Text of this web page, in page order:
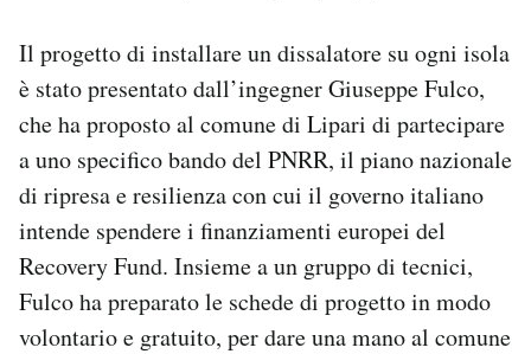
Il progetto di installare un dissalatore su ogni isola
è stato presentato dall’ingegner Giuseppe Fulco,
che ha proposto al comune di Lipari di partecipare
a uno specifico bando del PNRR, il piano nazionale
di ripresa e resilienza con cui il governo italiano
intende spendere i finanziamenti europei del
Recovery Fund. Insieme a un gruppo di tecnici,
Fulco ha preparato le schede di progetto in modo
volontario e gratuito, per dare una mano al comune